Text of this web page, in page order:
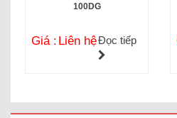
100DG
Giá : Liên hệĐọc tiếp